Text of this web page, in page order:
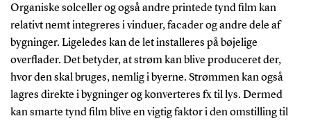
Organiske solceller og også andre printede tynd film kan
relativt nemt integreres i vinduer, facader og andre dele af
bygninger. Ligeledes kan de let installeres på bøjelige
overflader. Det betyder, at strøm kan blive produceret der,
hvor den skal bruges, nemlig i byerne. Strømmen kan også
lagres direkte i bygninger og konverteres fx til lys. Dermed
kan smarte tynd film blive en vigtig faktor i den omstilling til